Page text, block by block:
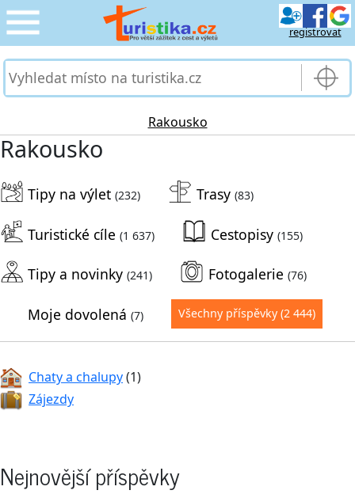
registrovat
CESTOVÁNÍ
PRO TURISTY ›
MOJE TURISTIKA ›
Rakousko
Rakousko
Tipy na výlet (232) Trasy (83)
Turistické cíle (1 637) Cestopisy (155)
Tipy a novinky (241) Fotogalerie (76)
Moje dovolená (7) Všechny příspěvky (2 444)
Chaty a chalupy(1)
Zájezdy
Nejnovější příspěvky